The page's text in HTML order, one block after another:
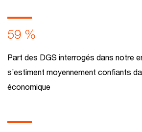
59 %
Part des DGS interrogés dans notre
s’estiment moyennement confiants
économique